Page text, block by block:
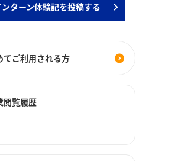
ンターン体験記を投稿する
てご利用される方
閲覧履歴